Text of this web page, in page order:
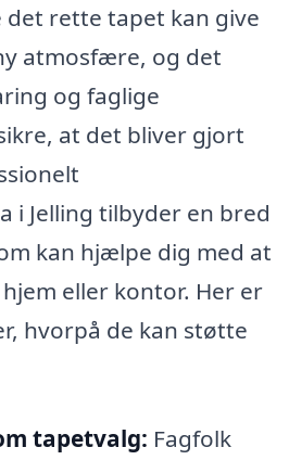
rette tapet kan give
atmosfære, og det
og faglige
at det bliver gjort
i Jelling tilbyder en bred
kan hjælpe dig med at
eller kontor. Her er
hvorpå de kan støtte
tapetvalg: Fagfolk